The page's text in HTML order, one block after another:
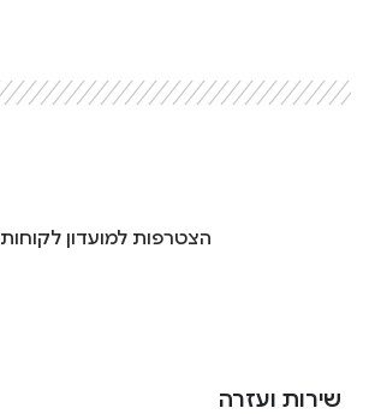
הצטרפות למועדון לקוחות
שירות ועזרה